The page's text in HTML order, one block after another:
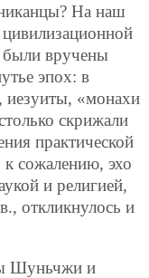
На наш
были вручены
эпох: в
иезуиты, «монахи
скрижали
практической
к сожалению, эхо
и религией,
откликнулось и
Шуньчжи и